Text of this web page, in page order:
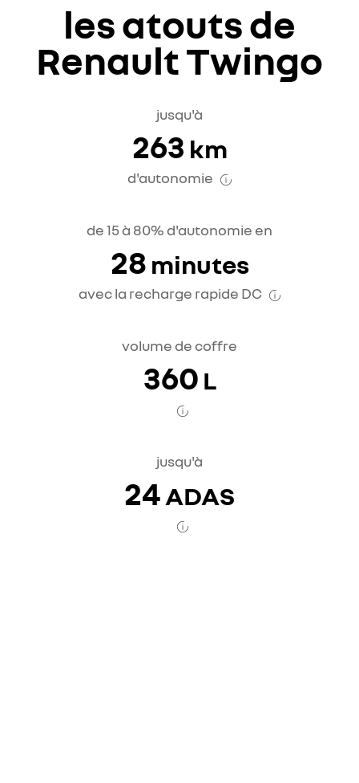
les atouts de
Renault Twingo
jusqu'à
263 km
d'autonomie
de 15 à 80% d'autonomie en
28 minutes
avec la recharge rapide DC
volume de coffre
360 L
jusqu'à
24ADAS